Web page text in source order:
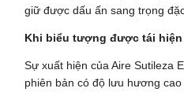
giữ được dấu ấn sang trọng
Khi biểu tượng được tái
Sự xuất hiện của Aire Sutileza
phiên bản có độ lưu hương